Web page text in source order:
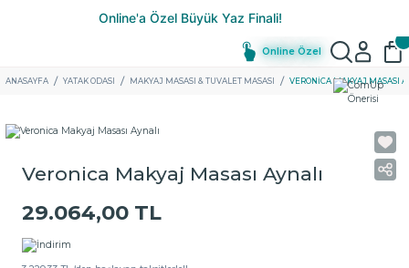
Online Özel
ANASAYFA YATAK ODASI MAKYAJ MASASI & TUVALET MASASI VERONICA MAKYAJ MASASI
Veronica Makyaj Masası Aynalı
29.064,00 TL